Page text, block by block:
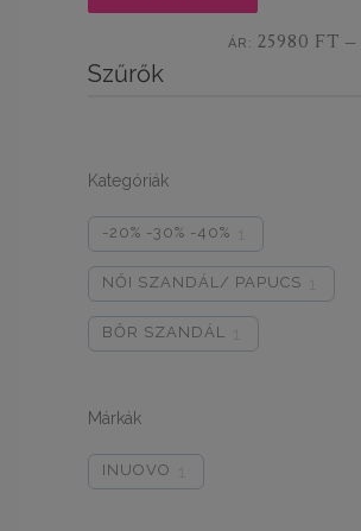
ÁR: 25980 FT —
Szűrők
Kategóriák
-20% -30% -40%
NŐI SZANDÁL/ PAPUCS
BŐR SZANDÁL
Márkák
INUOVO